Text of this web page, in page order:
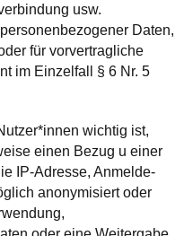
usw.
Daten,
für vorvertragliche
im Einzelfall § 6 Nr. 5
wichtig ist,
einen Bezug u einer
IP-Adresse, Anmelde-
anonymisiert oder